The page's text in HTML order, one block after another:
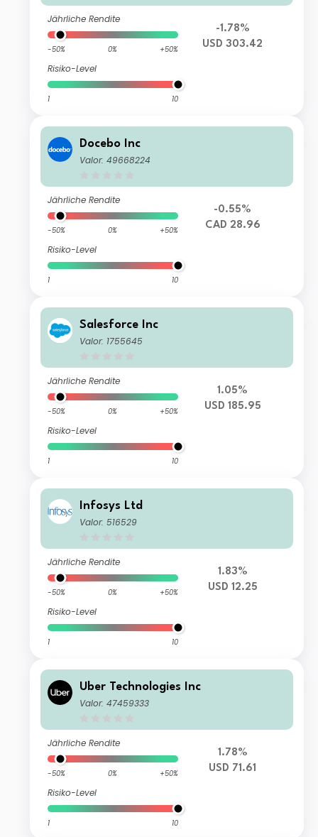
Jährliche Rendite
-50% 0% +50%
Risiko-Level
1 10
-1.78%
USD 303.42
Docebo Inc
Valor: 49668224
Jährliche Rendite
-50% 0% +50%
Risiko-Level
1 10
-0.55%
CAD 28.96
Salesforce Inc
Valor: 1755645
Jährliche Rendite
-50% 0% +50%
Risiko-Level
1 10
1.05%
USD 185.95
Infosys Ltd
Valor: 516529
Jährliche Rendite
-50% 0% +50%
Risiko-Level
1 10
1.83%
USD 12.25
Uber Technologies Inc
Valor: 47459333
Jährliche Rendite
-50% 0% +50%
Risiko-Level
1 10
1.78%
USD 71.61